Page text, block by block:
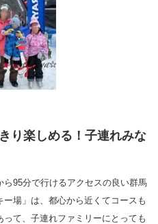
り楽しめる！子連れみな
95分で行けるアクセスの良い群馬
場」は、都心から近くてコースも
て、子連れファミリーにとっても